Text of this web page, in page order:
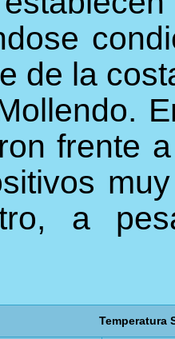
de la
frente
a
Temperatura